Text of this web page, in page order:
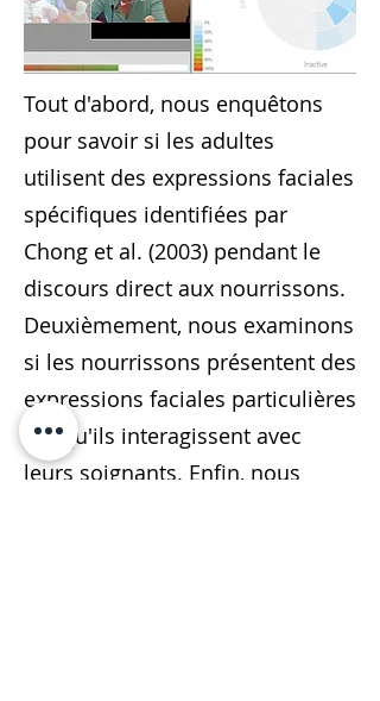
Tout d'abord, nous enquêtons
pour savoir si les adultes
utilisent des expressions faciales
spécifiques identifiées par
Chong et al. (2003) pendant le
discours direct aux nourrissons.
Deuxièmement, nous examinons
si les nourrissons présentent des
expressions faciales particulières
lorsqu'ils interagissent avec
leurs soignants. Enfin, nous